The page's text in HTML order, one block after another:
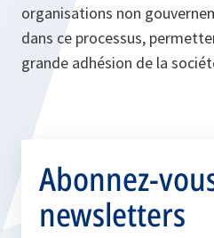
organisations non
dans ce processus,
grande adhésion de la
Abonnez-
newsletters